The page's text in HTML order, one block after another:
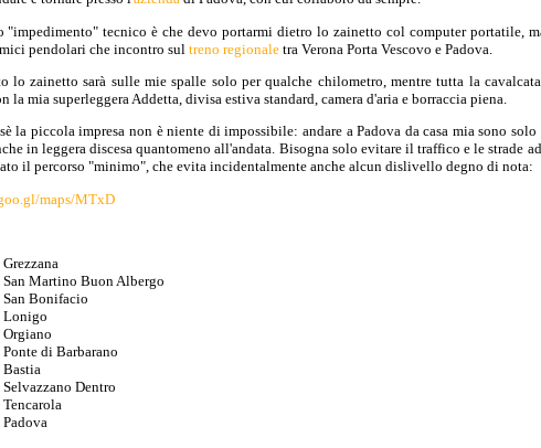
"impedimento" tecnico è che devo portarmi dietro lo zainetto col computer portatile,
pendolari che incontro sul treno regionaletra Verona Porta Vescovo e Padova.
lo zainetto sarà sulle mie spalle solo per qualche chilometro, mentre tutta la
la mia superleggera Addetta, divisa estiva standard, camera d'aria e borraccia piena.
la piccola impresa non è niente di impossibile: andare a Padova da casa mia sono
in leggera discesa quantomeno all'andata. Bisogna solo evitare il traffico e le strade
il percorso "minimo", che evita incidentalmente anche alcun dislivello degno di nota:
maps/MTxD
Grezzana
San Martino Buon Albergo
San Bonifacio
Lonigo
Orgiano
Ponte di Barbarano
Bastia
Selvazzano Dentro
Tencarola
Padova